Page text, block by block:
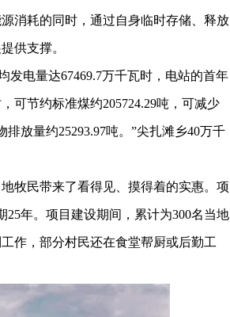
消耗的同时，通过自身临时存储、释放
供支撑。
电量达67469.7万千瓦时，电站的首年
可节约标准煤约205724.29吨，可减少
放量约25293.97吨。”尖扎滩乡40万千
牧民带来了看得见、摸得着的实惠。项
25年。项目建设期间，累计为300名当地
作，部分村民还在食堂帮厨或后勤工